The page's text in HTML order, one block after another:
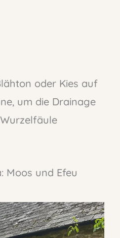
oder Kies auf
um die Drainage
Moos und Efeu